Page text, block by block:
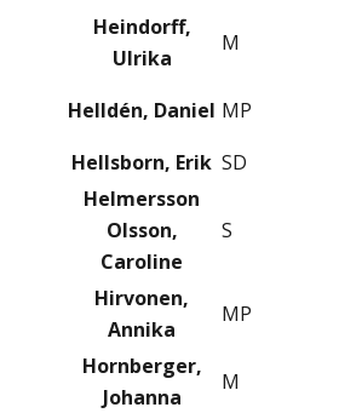
Heindorff,
Ulrika
M
Helldén, Daniel MP
Hellsborn, Erik SD
Helmersson
Olsson,
Caroline
S
Hirvonen,
Annika
MP
Hornberger,
Johanna
M